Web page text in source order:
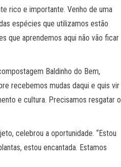
rico e importante. Venho de uma
espécies que utilizamos estão
que aprendemos aqui não vão ficar
Baldinho do Bem,
recebemos mudas daqui e quis vir
e cultura. Precisamos resgatar o
celebrou a oportunidade. “Estou
estou encantada. Estamos